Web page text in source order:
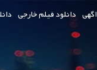
اگهی دانلود فیلم خارجی